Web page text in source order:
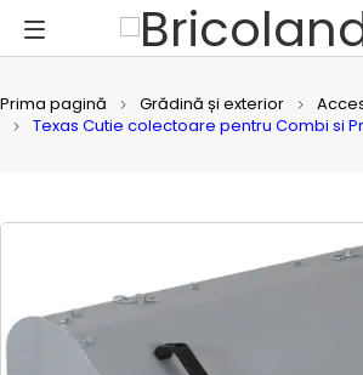
Prima pagină Grădină și exterior
Texas Cutie colectoare pentru Combi si